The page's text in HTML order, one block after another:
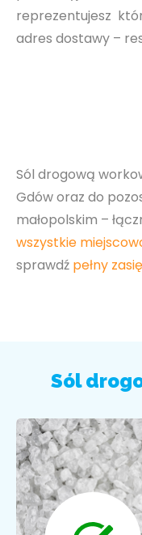
reprezentujesz
adres dostawy –
Sól drogową
Gdów oraz do
małopolskim –
wszystkie
sprawdź pełny
Sól